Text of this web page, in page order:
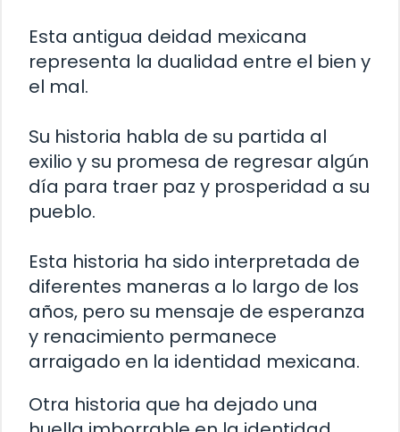
Esta antigua deidad mexicana
representa la dualidad entre el bien y
el mal.
Su historia habla de su partida al
exilio y su promesa de regresar algún
día para traer paz y prosperidad a su
pueblo.
Esta historia ha sido interpretada de
diferentes maneras a lo largo de los
años, pero su mensaje de esperanza
y renacimiento permanece
arraigado en la identidad mexicana.
Otra historia que ha dejado una